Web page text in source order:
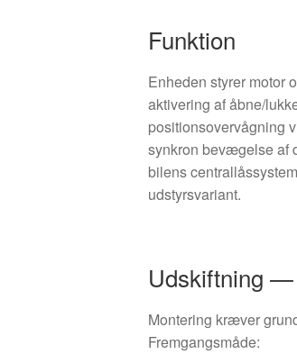
Funktion
Enheden styrer motor
aktivering af åbne/
positionsovervågning
synkron bevægelse af
bilens
udstyrsvariant.
Udskiftning —
Montering kræver
Fremgangsmåde: